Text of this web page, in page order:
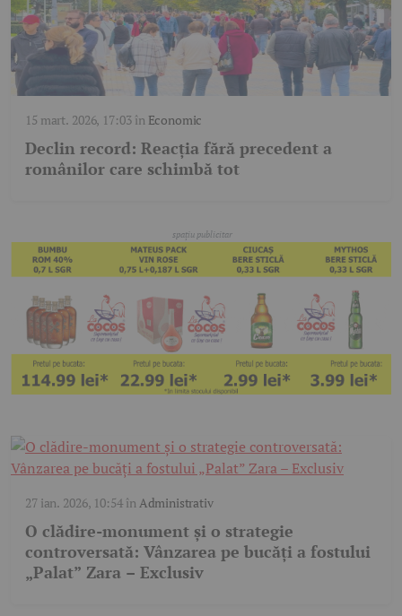
15 mart. 2026, 17:03în Economic
Declin record: Reacția fără precedent a
românilor care schimbă tot
27 ian. 2026, 10:54în Administrativ
O clădire-monument și o strategie
controversată: Vânzarea pe bucăți a fostului
„Palat” Zara – Exclusiv